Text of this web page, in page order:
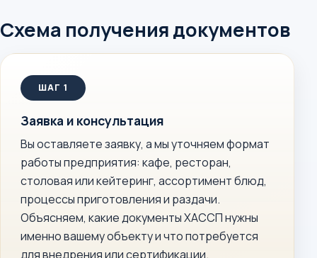
Схема получения документов
Заявка и консультация
Вы оставляете заявку, а мы уточняем формат
работы предприятия: кафе, ресторан,
столовая или кейтеринг, ассортимент блюд,
процессы приготовления и раздачи.
Объясняем, какие документы ХАССП нужны
именно вашему объекту и что потребуется
для внедрения или сертификации.